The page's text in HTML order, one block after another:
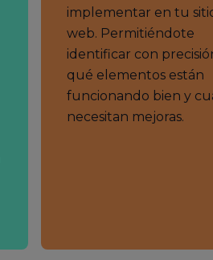
implementar en tu
web. Permitiéndote
identificar con
qué elementos están
funcionando bien y
necesitan mejoras.